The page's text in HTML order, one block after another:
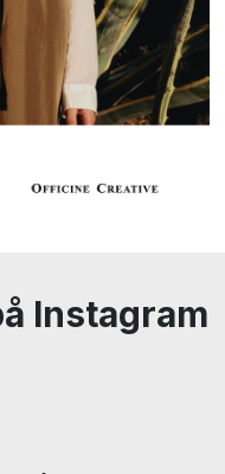
Instagram